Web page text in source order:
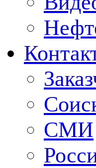
СМИ